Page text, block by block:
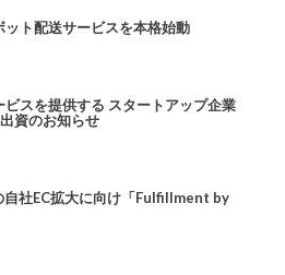
ト配送サービスを本格始動
スを提供する スタートアップ企業
資のお知らせ
社EC拡大に向け「Fulfillment by